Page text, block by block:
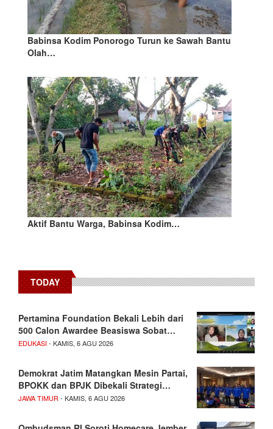
Babinsa Kodim Ponorogo Turun ke Sawah Bantu
Olah…
Aktif Bantu Warga, Babinsa Kodim…
TODAY
Pertamina Foundation Bekali Lebih dari
500 Calon Awardee Beasiswa Sobat…
EDUKASI- KAMIS, 6 AGU 2026
Demokrat Jatim Matangkan Mesin Partai,
BPOKK dan BPJK Dibekali Strategi…
JAWA TIMUR- KAMIS, 6 AGU 2026